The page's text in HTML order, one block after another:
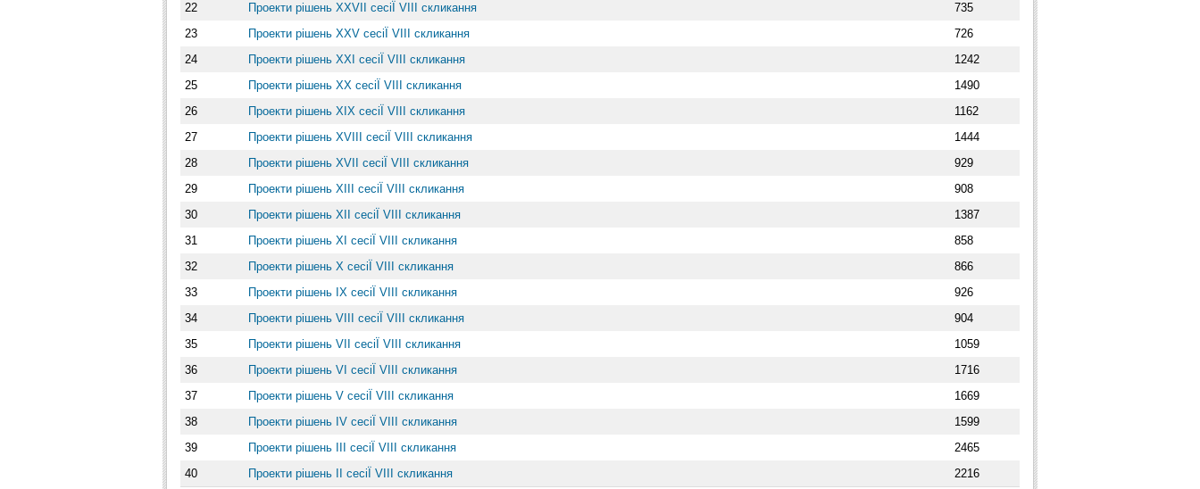
22
Проекти рішень ХXVІІ сесіЇ VIІI скликання
735
23
Проекти рішень ХXV сесіЇ VIІI скликання
726
24
Проекти рішень ХXІ сесіЇ VIІI скликання
1242
25
Проекти рішень ХX сесіЇ VIІI скликання
1490
26
Проекти рішень ХІX сесіЇ VIІI скликання
1162
27
Проекти рішень ХVІІІ сесіЇ VIІI скликання
1444
28
Проекти рішень ХVІІ сесіЇ VIІI скликання
929
29
Проекти рішень ХIІІ сесіЇ VIІI скликання
908
30
Проекти рішень ХIІ сесіЇ VIІI скликання
1387
31
Проекти рішень ХІ сесіЇ VIІI скликання
858
32
Проекти рішень Х сесіЇ VIІI скликання
866
33
Проекти рішень ІХ сесіЇ VIІI скликання
926
34
Проекти рішень VIII сесіЇ VIІI скликання
904
35
Проекти рішень VII сесіЇ VIІI скликання
1059
36
Проекти рішень VI сесіЇ VIІI скликання
1716
37
Проекти рішень V сесіЇ VIІI скликання
1669
38
Проекти рішень IV сесіЇ VIІI скликання
1599
39
Проекти рішень IIІ сесіЇ VIІI скликання
2465
40
Проекти рішень II сесіЇ VIІI скликання 2216